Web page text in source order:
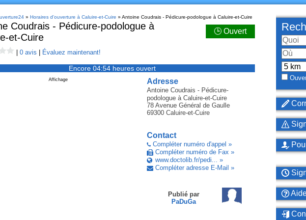
» Horaires d'ouverture à Caluire-et-Cuire » Antoine Coudrais - Pédicure-podologue à Caluire-et-Cuire
Coudrais - Pédicure-podologue à
et-Cuire
🕒 Ouvert
0 avis Évaluez maintenant!
Encore 04:54 heures ouvert
Adresse
Antoine Coudrais - Pédicure-
podologueà Caluire-et-Cuire
78 Avenue Général de Gaulle
69300 Caluire-et-Cuire
Contact
Compléter numéro d'appel »
Compléter numéro de Fax »
www.doctolib.fr/pedi... »
Compléter adresse E-Mail »
Publié par
PaDuGa
Affichage